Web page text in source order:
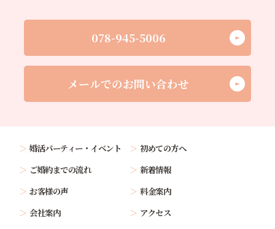
078-945-5006
メールでのお問い合わせ
婚活パーティー・イベント
初めての方へ
ご婚約までの流れ
新着情報
お客様の声
料金案内
会社案内
アクセス